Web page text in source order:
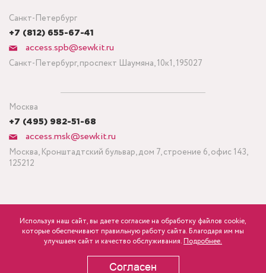
1 205 р. розница Минимальный заказ ткани от 3 метров
В КОРЗИНУ
Санкт-Петербург
+7 (812) 655-67-41
access.spb@sewkit.ru
Санкт-Петербург, проспект Шаумяна, 10к1, 195027
Москва
+7 (495) 982-51-68
access.msk@sewkit.ru
Москва, Кронштадтский бульвар, дом 7, строение 6, офис 143,
125212
Политика конфиденциальности
ПОДПИСАТЬСЯ НА НОВОСТИ
Используя наш сайт, вы даете согласие на обработку файлов cookie,
которые обеспечивают правильную работу сайта. Благодаря им мы
улучшаем сайт и качество обслуживания. Подробнее.
Согласен